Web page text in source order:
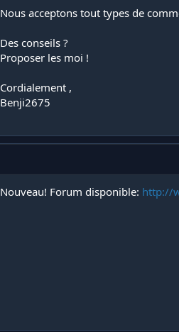
Nous acceptons tout types de
Des conseils ?
Proposer les moi !
Cordialement ,
Benji2675
Nouveau! Forum disponible: http://